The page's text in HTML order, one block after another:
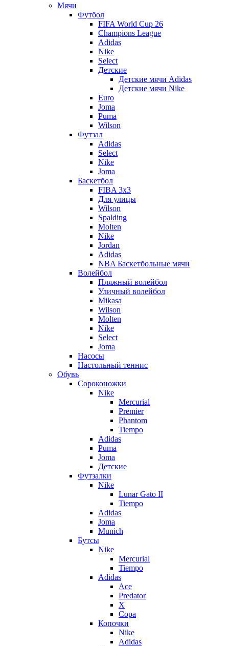
Мячи
Футбол
FIFA World Cup 26
Champions League
Adidas
Nike
Select
Детские
Детские мячи Adidas
Детские мячи Nike
Euro
Joma
Puma
Wilson
Футзал
Adidas
Select
Nike
Joma
Баскетбол
FIBA 3x3
Для улицы
Wilson
Spalding
Molten
Nike
Jordan
Adidas
NBA Баскетбольные мячи
Волейбол
Пляжный волейбол
Уличный волейбол
Mikasa
Wilson
Molten
Nike
Select
Joma
Насосы
Настольный теннис
Обувь
Сороконожки
Nike
Mercurial
Premier
Phantom
Tiempo
Adidas
Puma
Joma
Детские
Футзалки
Nike
Lunar Gato II
Tiempo
Adidas
Joma
Munich
Бутсы
Nike
Mercurial
Tiempo
Adidas
Ace
Predator
X
Copa
Копочки
Nike
Adidas